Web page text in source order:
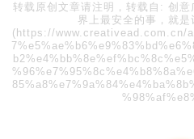
转载原创文章请注明，转载自: 创意
界上最安全的事，就是
(https://www.creativead.com.cn/